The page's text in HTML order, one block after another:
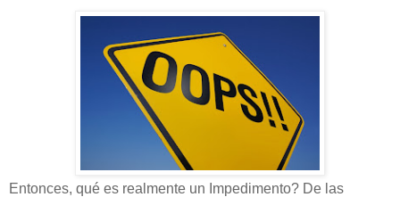
Entonces, qué es realmente un Impedimento? De las